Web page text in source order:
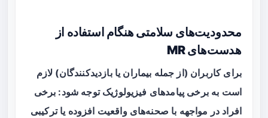
محدودیت‌های سلامتی هنگام استفاده از
هدست‌های MR
برای کاربران (از جمله بیماران یا بازدیدکنندگان) لازم
است به برخی پیامدهای فیزیولوژیک توجه شود: برخی
افراد در مواجهه با صحنه‌های واقعیت افزوده یا ترکیبی